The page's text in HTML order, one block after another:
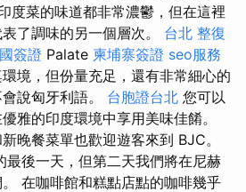
度菜的味道都非常濃鬱，但在這裡
了調味的另一個層次。 台北 整復
簽證 Palate 柬埔寨簽證 seo服務
境，但份量充足，還有非常細心的
說匈牙利語。 台胞證台北 您可以
雅的印度環境中享用美味佳餚。
晚餐菜單也歡迎遊客來到 BJC。
最後一天，但第二天我們將在尼赫
在咖啡館和糕點店點的咖啡幾乎